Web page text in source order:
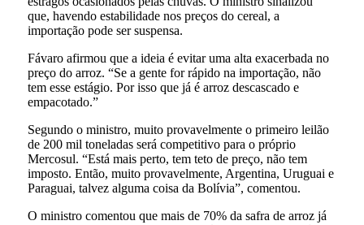
que, havendo estabilidade nos preços do cereal, a
importação pode ser suspensa.
Fávaro afirmou que a ideia é evitar uma alta exacerbada no
preço do arroz. “Se a gente for rápido na importação, não
tem esse estágio. Por isso que já é arroz descascado e
empacotado.”
Segundo o ministro, muito provavelmente o primeiro leilão
de 200 mil toneladas será competitivo para o próprio
Mercosul. “Está mais perto, tem teto de preço, não tem
imposto. Então, muito provavelmente, Argentina, Uruguai e
Paraguai, talvez alguma coisa da Bolívia”, comentou.
O ministro comentou que mais de 70% da safra de arroz já